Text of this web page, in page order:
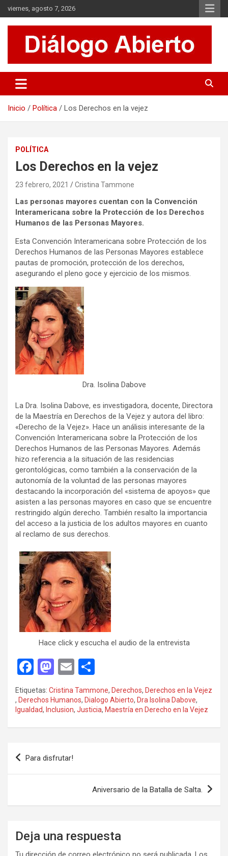
Saltar
al
contenido
viernes, agosto 7, 2026
Diálogo Abierto
Se tratan diversos temas de actualidad buscando hacer un
aporte a la sociedad, brindando información relevante de lo que
Inicio Política Los Derechos en la vejez
POLÍTICA
Los Derechos en la vejez
23 febrero, 2021 Cristina Tammone
Las personas mayores cuentan con la Convención
Interamericana sobre la Protección de los Derechos
Humanos de las Personas Mayores.
Esta Convención Interamericana sobre Protección de los
Derechos Humanos de las Personas Mayores establece
pautas de promoción, protección de los derechos,
asegurando el pleno goce y ejercicio de los mismos.
Dra. Isolina Dabove
La Dra. Isolina Dabove, es investigadora, docente, Directora
de la Maestría en Derechos de la Vejez y autora del libro:
«Derecho de la Vejez». Hace un análisis interesante de la
Convención Interamericana sobre la Protección de los
Derechos Humanos de las Personas Mayores. Además
hizo referencia a la situación de las residencias
gerontológicas, como también a la conservación de la
autonomía de la voluntad de las personas mayores
destacando la incorporación del «sistema de apoyos» que
asisten a las personas mayores en caso que se encuentre
restringido algún derecho. También resalto la importancia
del acceso a la justicia de los adultos mayores en cuanto
al reclamo de sus derechos.
Hace click y escucha el audio de la entrevista
F
a
ce
b
o
k
M
a
st
o
d
n
E
m
ail m
p
ar
Etiquetas: Cristina Tammone, Derechos, Derechos en la Vejez
, Derechos Humanos, Dialogo Abierto, Dra Isolina Dabove,
Igualdad, Inclusion, Justicia, Maestría en Derecho en la Vejez
Navegación
de
Para disfrutar!
Aniversario de la Batalla de Salta.
Deja una respuesta